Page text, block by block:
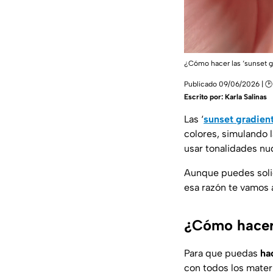
¿Cómo hacer las ‘sunset
Publicado 09/06/2026 |
Escrito por: Karla Salinas
Las ‘sunset
colores, simulando
usar tonalidades
Aunque puedes
esa razón te
¿Cómo
Para que puedas
con todos los